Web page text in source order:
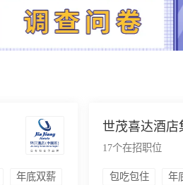
年底双薪
世茂喜达酒店
17个在招职位
包吃包住 年